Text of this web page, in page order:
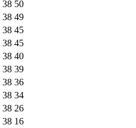
38 50
38 49
38 45
38 45
38 40
38 39
38 36
38 34
38 26
38 16